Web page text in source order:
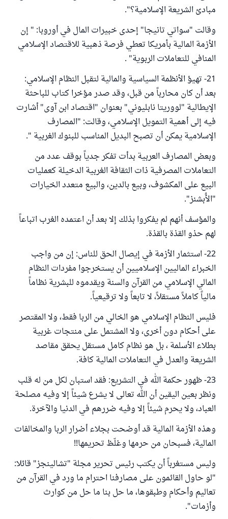
مبادئ الشريعة الإسلامية؟".
وقالت "سواتي تانيجا" إحدى خبيرات المال في أوروبا: " إن
الأزمة المالية بأمريكا تعطي فرصة ذهبية للاقتصاد الإسلامي
المنافي للتعاملات الربوية" .
21- تهيؤ الأنظمة السياسية والمالية لتقبل النظام الإسلامي:
بعد أن كان محارباً من قبل، وقد صدر مؤخرا كتاب للباحثة
الإيطالية "لووريتا نابليوني" بعنوان "اقتصاد ابن آوى" أشارت
فيه إلى أهمية التمويل الإسلامي، وقالت: "المصارف
الإسلامية يمكن أن تصبح البديل المناسب للبنوك الغربية ".
وبعض المصارف العربية بدأت تفكر جدياً بوقف عدد من
التعاملات المصرفية ذات الثقافة الغربية الدخيلة كعمليات
البيع على المكشوف، وبيع بالدين، والبيع متعدد الخيارات
"الأُبشنز".
والمؤسف أنهم لم يفكروا بذلك إلا بعد أن اعتمده الغرب اتباعاً
لهم حذو القذة بالقذة.
22- استثمار الأزمة في إيصال الحق للناس: إن من واجب
الخبراء الماليين الإسلاميين أن يستخرجوا مفردات النظام
المالي الإسلامي من القرآن والسنة ويقدموه للبشرية نظاماً
مالياً كاملاً مستقلاً، لا تابعاً ولا ترقيعياً.
فليس النظام الإسلامي هو الخالي من الربا فقط، ولا المقتصر
على أحكام دون أخرى، ولا المشتمل على منتجات غربية
بطلاء الأسلمة ، بل هو نظام كامل مستقل يحقق مقاصد
الشريعة والعدل في التعاملات المالية كافة.
23- ظهور حكمة الله في التشريع: فقد استبان لكل من له قلب
ونظر بعين اليقين أن الله تعالى لا يشرع شيئاً إلا وفيه مصلحة
العباد، ولا يحرم شيئاً إلا وفيه ضررهم في الدنيا والآخرة.
وهذه الأزمة المالية قد أوضحت بجلاء أضرار الربا والمخالفات
المالية، فسبحان من حرمها وغلّظ تحريمها!!
وليس مستغرباً أن يكتب رئيس تحرير مجلة "تشالينجز" قائلا:
"لو حاول القائمون على مصارفنا احترام ما ورد في القرآن من
تعاليم وأحكام وطبقوها، ما حل بنا ما حل من كوارث
وأزمات".